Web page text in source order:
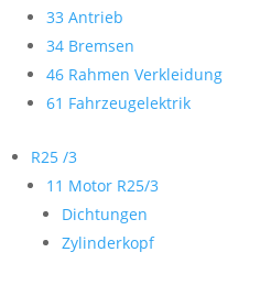
33 Antrieb
34 Bremsen
46 Rahmen Verkleidung
61 Fahrzeugelektrik
R25 /3
11 Motor R25/3
Dichtungen
Zylinderkopf